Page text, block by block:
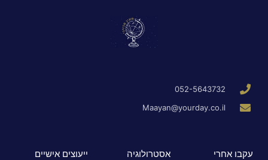
052-5643732
Maayan@yourday.co.il
עקבו אחרי אסטרולוגיה ייעוצים אישיים